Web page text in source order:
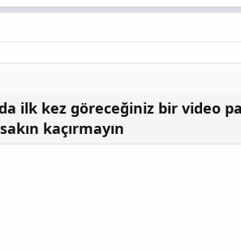
ilk kez göreceğiniz bir video
kaçırmayın